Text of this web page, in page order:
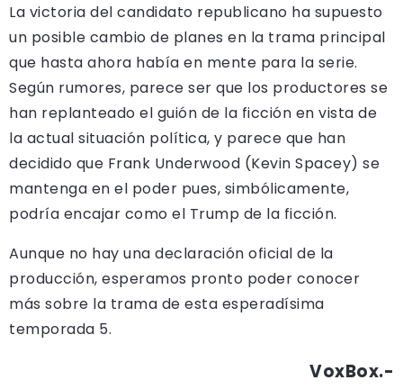
La victoria del candidato republicano ha supuesto
un posible cambio de planes en la trama principal
que hasta ahora había en mente para la serie.
Según rumores, parece ser que los productores se
han replanteado el guión de la ficción en vista de
la actual situación política, y parece que han
decidido que Frank Underwood (Kevin Spacey) se
mantenga en el poder pues, simbólicamente,
podría encajar como el Trump de la ficción.
Aunque no hay una declaración oficial de la
producción, esperamos pronto poder conocer
más sobre la trama de esta esperadísima
temporada 5.
VoxBox.-